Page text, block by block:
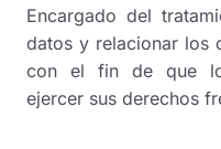
Encargado del
datos y relacionar los
con el fin de que
ejercer sus derechos